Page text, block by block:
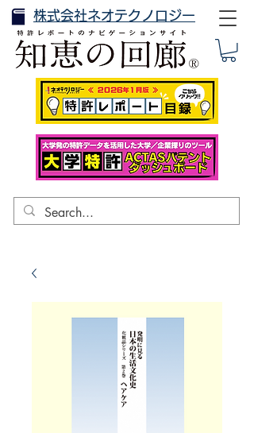
株式会社ネオテクノロジー